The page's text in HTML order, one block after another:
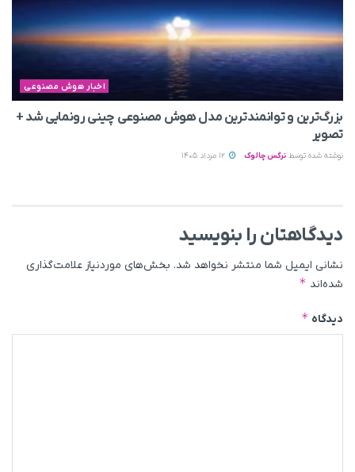
اخبار هوش مصنوعی
بزرگ‌ترین و توانمندترین مدل هوش مصنوعی چینی رونمایی شد +
تصویر
نوشته شده توسط نرگس چالوک
دیدگاهتان را بنویسید
نشانی ایمیل شما منتشر نخواهد شد. بخش‌های موردنیاز علامت‌گذاری
شده‌اند *
دیدگاه *